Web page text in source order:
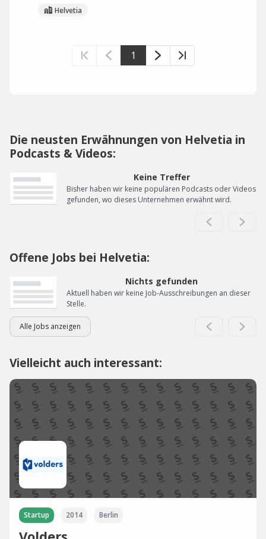
Helvetia
1
Die neusten Erwähnungen von Helvetia in
Podcasts & Videos:
Keine Treffer
Bisher haben wir keine populären Podcasts oder Videos
gefunden, wo dieses Unternehmen erwähnt wird.
Offene Jobs bei Helvetia:
Nichts gefunden
Aktuell haben wir keine Job-Ausschreibungen an dieser
Stelle.
Alle Jobs anzeigen
Vielleicht auch interessant:
Startup 2014 Berlin